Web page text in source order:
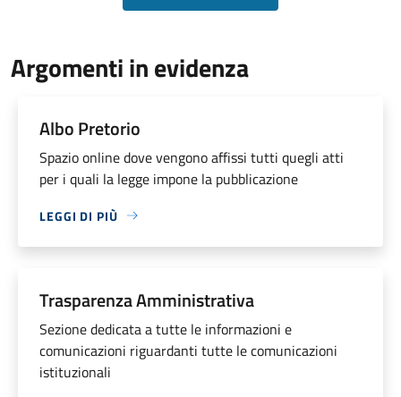
Argomenti in evidenza
Albo Pretorio
Spazio online dove vengono affissi tutti quegli atti
per i quali la legge impone la pubblicazione
LEGGI DI PIÙ
Trasparenza Amministrativa
Sezione dedicata a tutte le informazioni e
comunicazioni riguardanti tutte le comunicazioni
istituzionali